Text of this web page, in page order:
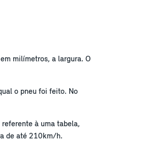
milímetros, a largura. O
o pneu foi feito. No
à uma tabela,
de até 210km/h.